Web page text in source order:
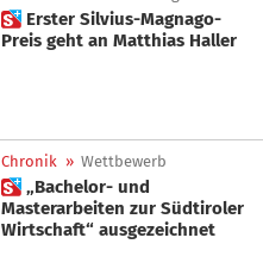
 Erster Silvius-Magnago-
Preis geht an Matthias Haller
Chronik » Wettbewerb
 „Bachelor- und
Masterarbeiten zur Südtiroler
Wirtschaft“ ausgezeichnet